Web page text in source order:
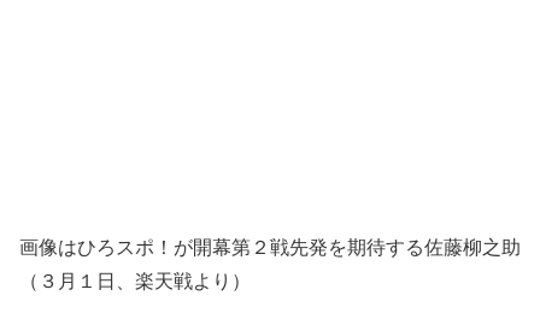
画像はひろスポ！が開幕第２戦先発を期待する佐藤柳之助
（３月１日、楽天戦より）